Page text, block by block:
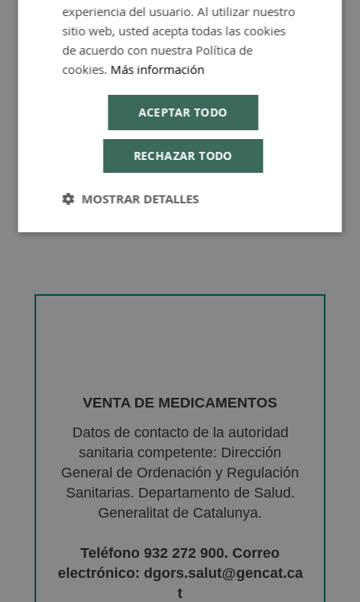
Consejos de Compra Producto
VENTA DE MEDICAMENTOS
Datos de contacto de la autoridad
sanitaria competente: Dirección
General de Ordenación y Regulación
Sanitarias. Departamento de Salud.
Generalitat de Catalunya.
Teléfono 932 272 900. Correo
electrónico: dgors.salut@gencat.ca
t
ENGLISH
experiencia del usuario. Al utilizar nuestro
sitio web, usted acepta todas las cookies
de acuerdo con nuestra Política de
cookies. Más información
ACEPTAR TODO
RECHAZAR TODO
MOSTRAR DETALLES